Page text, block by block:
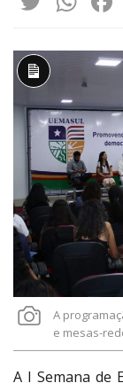
Descrição
longa
A
e mesas-
A I Semana de